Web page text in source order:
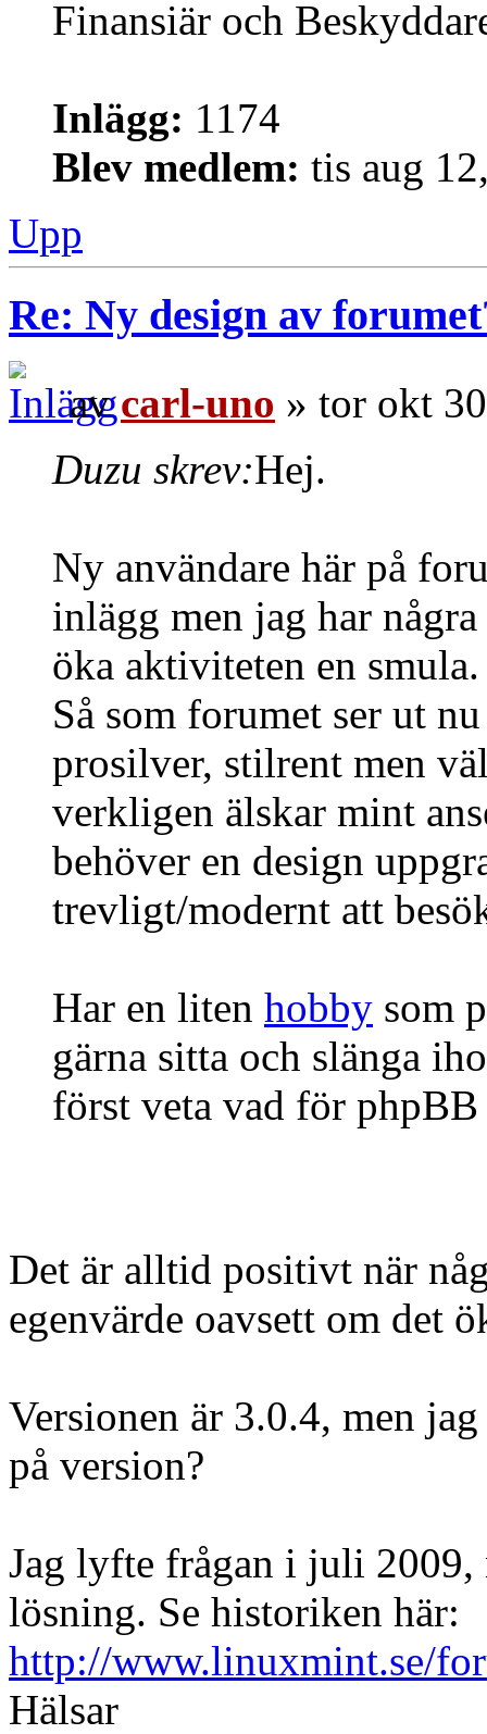
Finansiär och
Inlägg: 1174
Blev medlem: tis aug
Upp
Re: Ny design av
avcarl-uno » tor okt
Duzu skrev:Hej.
Ny användare här på
inlägg men jag har
öka aktiviteten en smula.
Så som forumet ser ut
prosilver, stilrent men
verkligen älskar mint
behöver en design
trevligt/modernt att
Har en liten hobby som
gärna sitta och slänga
först veta vad för
Det är alltid positivt när
egenvärde oavsett om det
Versionen är 3.0.4, men
på version?
Jag lyfte frågan i juli
lösning. Se historiken här:
http://www.linuxmint.se/
Hälsar